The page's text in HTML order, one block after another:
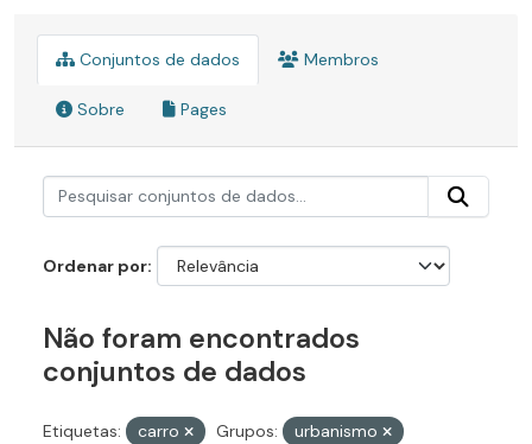
Conjuntos de dados Membros
Sobre Pages
Ordenar por
Não foram encontrados
conjuntos de dados
Etiquetas: carro Grupos:
urbanismo